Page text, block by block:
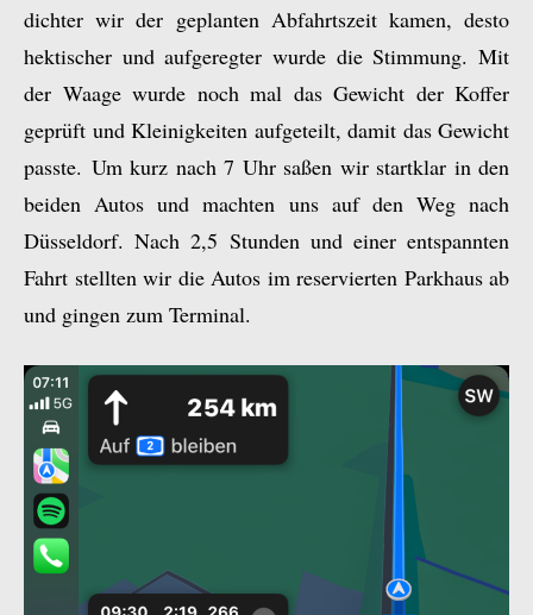
dichter wir der geplanten Abfahrtszeit kamen, desto
hektischer und aufgeregter wurde die Stimmung. Mit
der Waage wurde noch mal das Gewicht der Koffer
geprüft und Kleinigkeiten aufgeteilt, damit das Gewicht
passte. Um kurz nach 7 Uhr saßen wir startklar in den
beiden Autos und machten uns auf den Weg nach
Düsseldorf. Nach 2,5 Stunden und einer entspannten
Fahrt stellten wir die Autos im reservierten Parkhaus ab
und gingen zum Terminal.